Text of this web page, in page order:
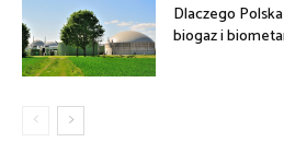
Dlaczego
biogaz i